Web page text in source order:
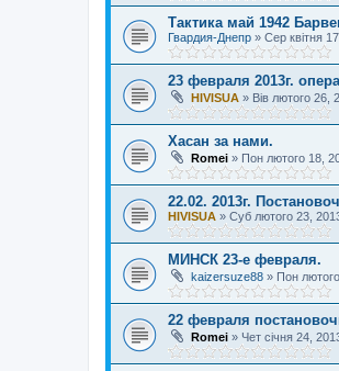
Тактика май 1942
Гвардия-Днепр » Сер квітня
23 февраля 2013г.
HIVISUA » Вів лютого 26,
Хасан за нами.
Romei » Пон лютого 18,
22.02. 2013г.
HIVISUA » Суб лютого 23,
МИНСК 23-е февраля.
kaizersuze88 » Пон
22 февраля
Romei » Чет січня 24,